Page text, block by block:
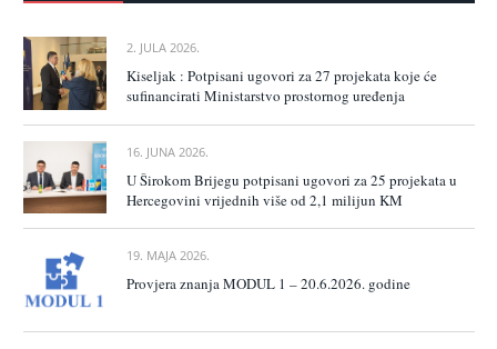
2. JULA 2026.
Kiseljak : Potpisani ugovori za 27 projekata koje će
sufinancirati Ministarstvo prostornog uređenja
16. JUNA 2026.
U Širokom Brijegu potpisani ugovori za 25 projekata u
Hercegovini vrijednih više od 2,1 milijun KM
19. MAJA 2026.
Provjera znanja MODUL 1 – 20.6.2026. godine